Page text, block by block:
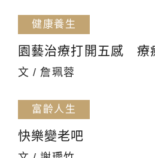
健康養生
園藝治療打開五感 療
文 / 詹珮蓉
富齡人生
快樂變老吧